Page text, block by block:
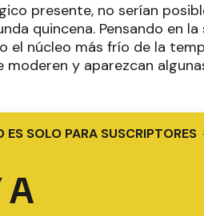
presente, no serían
quincena. Pensando en
núcleo más frío de la
y aparezcan
SOLO PARA SUSCRIPTORES
A